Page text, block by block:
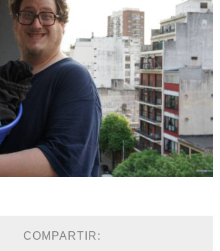
COMPARTIR: